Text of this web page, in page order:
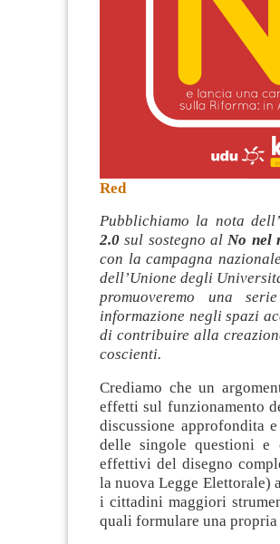
Red
Pubblichiamo la nota
2.0 sul sostegno alNo nel
con la campagna nazionale
dell’Unione degli
promuoveremo una
informazione negli spazi
di contribuire alla
coscienti.
Crediamo che un
effetti sul funzionamento
discussione approfondita
delle singole questioni
effettivi del disegno
la nuova Legge
i cittadini maggiori
quali formulare una